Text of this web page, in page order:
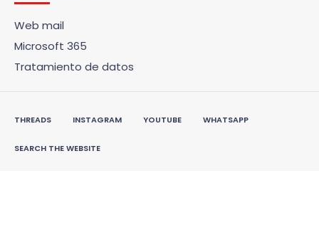
Web mail
Microsoft 365
Tratamiento de datos
THREADS INSTAGRAM YOUTUBE WHATSAPP
SEARCH THE WEBSITE